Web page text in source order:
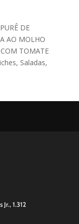
DE
AO MOLHO
TOMATE
Saladas,
1.312